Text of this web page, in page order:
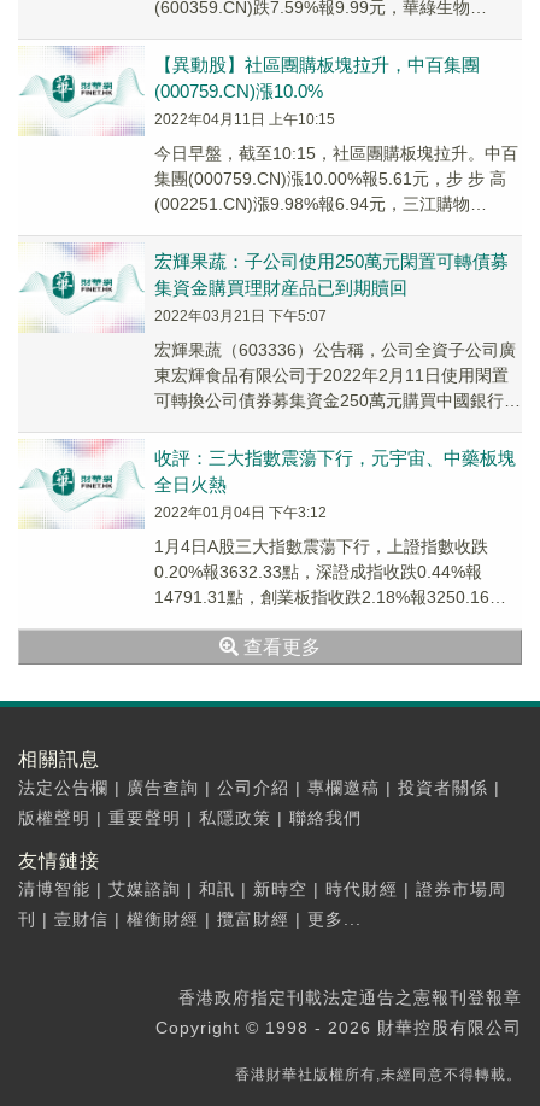
(600359.CN)跌7.59%報9.99元，華綠生物
【異動股】社區團購板塊拉升，中百集團
(000759.CN)漲10.0%
2022年04月11日 上午10:15
今日早盤，截至10:15，社區團購板塊拉升。中百
集團(000759.CN)漲10.00%報5.61元，步 步 高
(002251.CN)漲9.98%報6.94元，三江購物
宏輝果蔬：子公司使用250萬元閑置可轉債募
集資金購買理財産品已到期贖回
2022年03月21日 下午5:07
宏輝果蔬（603336）公告稱，公司全資子公司廣
東宏輝食品有限公司于2022年2月11日使用閑置
可轉換公司債券募集資金250萬元購買中國銀行股
收評：三大指數震蕩下行，元宇宙、中藥板塊
全日火熱
2022年01月04日 下午3:12
1月4日A股三大指數震蕩下行，上證指數收跌
0.20%報3632.33點，深證成指收跌0.44%報
14791.31點，創業板指收跌2.18%報3250.16
查看更多
相關訊息
法定公告欄 | 廣告查詢 | 公司介紹 | 專欄邀稿 | 投資者關係 |
版權聲明 | 重要聲明 | 私隱政策 | 聯絡我們
友情鏈接
清博智能 | 艾媒諮詢 | 和訊 | 新時空 | 時代財經 | 證券市場周
刊
| 壹財信 | 權衡財經 | 攬富財經 | 更多...
香港政府指定刊載法定通告之憲報刊登報章
Copyright © 1998 - 2026 財華控股有限公司
香港財華社版權所有,未經同意不得轉載。